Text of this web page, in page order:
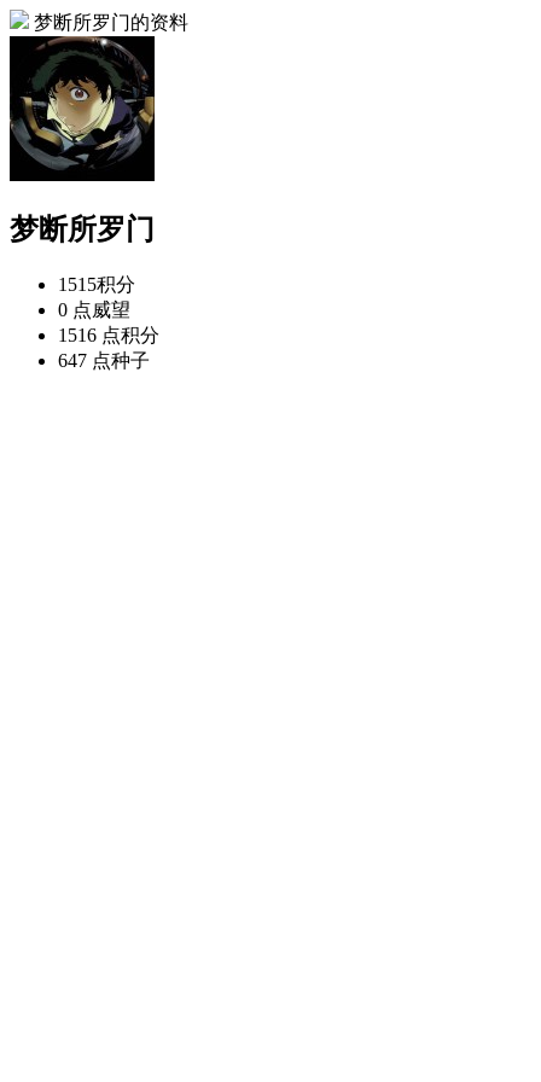
梦断所罗门的资料
梦断所罗门
1515积分
0 点威望
1516 点积分
647 点种子